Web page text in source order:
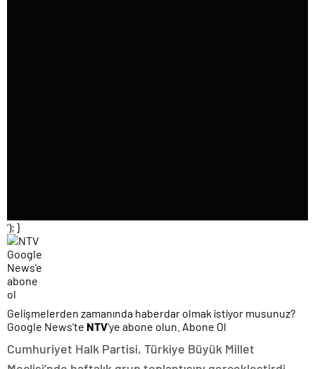
‘); }
Gelişmelerden zamanında haberdar olmak istiyor musunuz?
Google News’te NTV‘ye abone olun. Abone Ol
Cumhuriyet Halk Partisi, Türkiye Büyük Millet